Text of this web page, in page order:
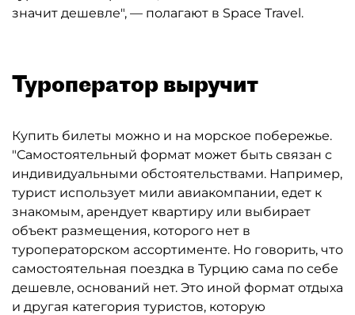
значит дешевле", — полагают в Space Travel.
Туроператор выручит
Купить билеты можно и на морское побережье.
"Самостоятельный формат может быть связан с
индивидуальными обстоятельствами. Например,
турист использует мили авиакомпании, едет к
знакомым, арендует квартиру или выбирает
объект размещения, которого нет в
туроператорском ассортименте. Но говорить, что
самостоятельная поездка в Турцию сама по себе
дешевле, оснований нет. Это иной формат отдыха
и другая категория туристов, которую